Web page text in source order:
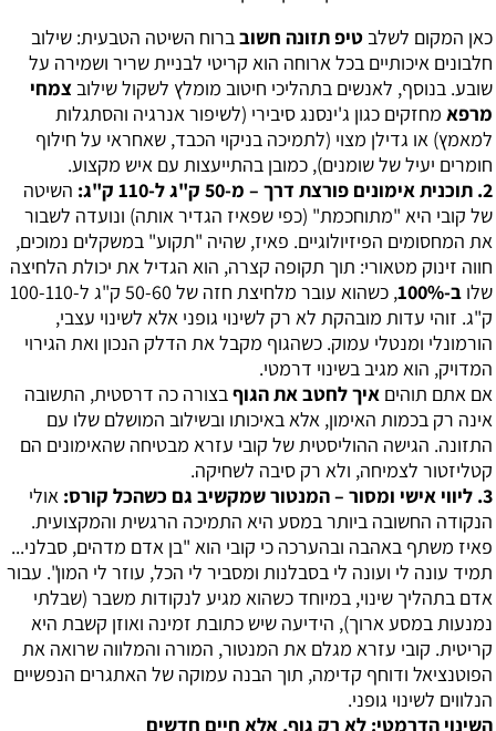
כאן המקום לשלב טיפ תזונה חשוב ברוח השיטה הטבעית: שילוב
חלבונים איכותיים בכל ארוחה הוא קריטי לבניית שריר ושמירה על
שובע. בנוסף, לאנשים בתהליכי חיטוב מומלץ לשקול שילוב צמחי
מרפא מחזקים כגון ג'ינסנג סיבירי (לשיפור אנרגיה והסתגלות
למאמץ) או גדילן מצוי (לתמיכה בניקוי הכבד, שאחראי על חילוף
חומרים יעיל של שומנים), כמובן בהתייעצות עם איש מקצוע.
2. תוכנית אימונים פורצת דרך – מ-50 ק"ג ל-110 ק"ג:
השיטה
של קובי היא "מתוחכמת" (כפי שפאיז הגדיר אותה) ונועדה לשבור
את המחסומים הפיזיולוגיים. פאיז, שהיה "תקוע" במשקלים נמוכים,
חווה זינוק מטאורי: תוך תקופה קצרה, הוא הגדיל את יכולת הלחיצה
שלו ב-100%
, כשהוא עובר מלחיצת חזה של 50-60 ק"ג ל-100-110
ק"ג. זוהי עדות מובהקת לא רק לשינוי גופני אלא לשינוי עצבי,
הורמונלי ומנטלי עמוק. כשהגוף מקבל את הדלק הנכון ואת הגירוי
המדויק, הוא מגיב בשינוי דרמטי.
אם אתם תוהים איך לחטב את הגוף בצורה כה דרסטית, התשובה
אינה רק בכמות האימון, אלא באיכותו ובשילוב המושלם שלו עם
התזונה. הגישה ההוליסטית של קובי עזרא מבטיחה שהאימונים הם
קטליזטור לצמיחה, ולא רק סיבה לשחיקה.
3. ליווי אישי ומסור – המנטור שמקשיב גם כשהכל קורס:
אולי
הנקודה החשובה ביותר במסע היא התמיכה הרגשית והמקצועית.
פאיז משתף באהבה ובהערכה כי קובי הוא "בן אדם מדהים, סבלני...
תמיד עונה לי ועונה לי בסבלנות ומסביר לי הכל, עוזר לי המון". עבור
אדם בתהליך שינוי, במיוחד כשהוא מגיע לנקודות משבר (שבלתי
נמנעות במסע ארוך), הידיעה שיש כתובת זמינה ואוזן קשבת היא
קריטית. קובי עזרא מגלם את המנטור, המורה והמלווה שרואה את
הפוטנציאל ודוחף קדימה, תוך הבנה עמוקה של האתגרים הנפשיים
הנלווים לשינוי גופני.
השינוי הדרמטי: לא רק גוף, אלא חיים חדשים